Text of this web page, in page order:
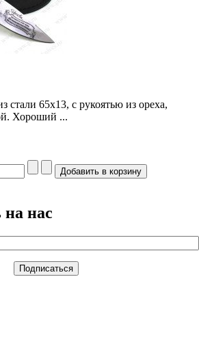
стали 65х13, с рукоятью из ореха,
Хороший ...
нас